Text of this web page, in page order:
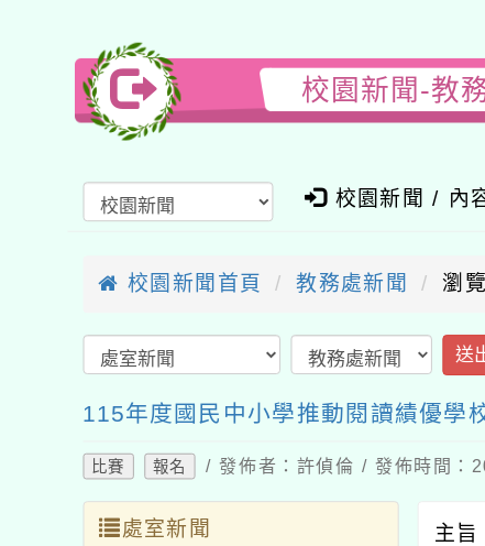
校園新聞-教
校園新聞 / 內
校園新聞首頁 教務處新聞 瀏
送
115年度國民中小學推動閱讀績優學
比賽 報名 / 發佈者：許偵倫 / 發佈時間：
處室新聞 主旨